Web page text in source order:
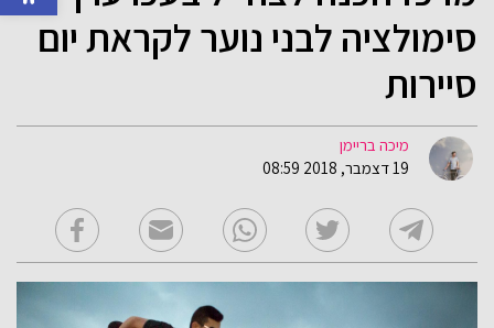
סימולציה לבני נוער לקראת יום
סיירות
מיכה בריימן
19 דצמבר, 2018 08:59